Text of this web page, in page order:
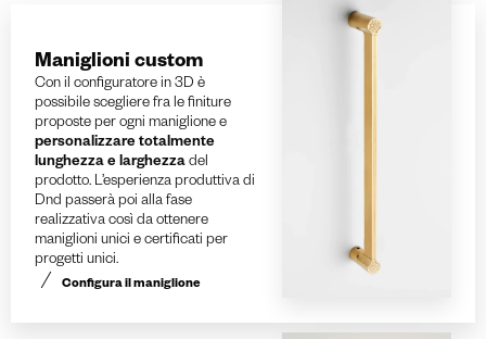
Maniglioni custom
Con il configuratore in 3D è
possibile scegliere fra le finiture
proposte per ogni maniglione e
personalizzare totalmente
lunghezza e larghezza del
prodotto. L’esperienza produttiva di
Dnd passerà poi alla fase
realizzativa così da ottenere
maniglioni unici e certificati per
progetti unici.
Configura il maniglione